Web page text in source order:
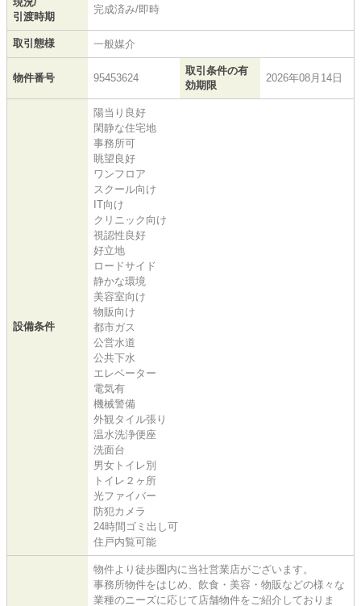
引渡時期
完成済み/即時
取引態様 一般媒介
物件番号 95453624
取引条件の有
効期限
2026年08月14日
設備条件
陽当り良好
閑静な住宅地
事務所可
眺望良好
ワンフロア
スクール向け
IT向け
クリニック向け
視認性良好
好立地
ロードサイド
静かな環境
美容室向け
物販向け
都市ガス
公営水道
公共下水
エレベーター
電気有
機械警備
外観タイル張り
温水洗浄便座
洗面台
男女トイレ別
トイレ２ヶ所
光ファイバー
防犯カメラ
24時間ゴミ出し可
住戸内覧可能
物件より徒歩圏内に当社営業店がございます。
事務所物件をはじめ、飲食・美容・物販などの様々な
業種のニーズに応じて店舗物件をご紹介しておりま